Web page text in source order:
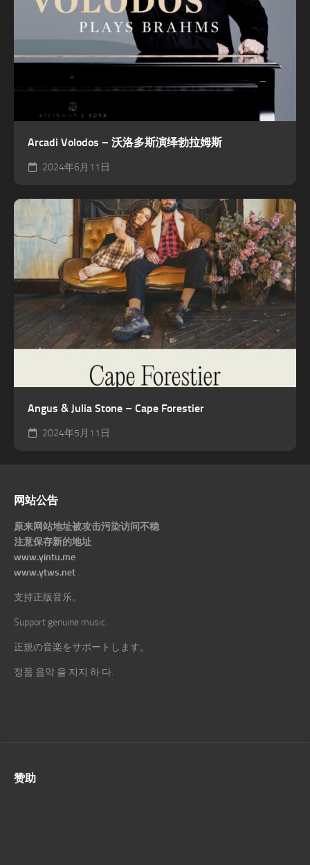
Arcadi Volodos – 沃洛多斯演绎勃拉姆斯
2024年6月11日
Angus & Julia Stone – Cape Forestier
2024年5月11日
网站公告
原来网站地址被攻击污染访问不稳
注意保存新的地址
www.yintu.me
www.ytws.net
支持正版音乐。
Support genuine music.
正規の音楽をサポートします。
정품 음악 을 지지 하 다.
赞助